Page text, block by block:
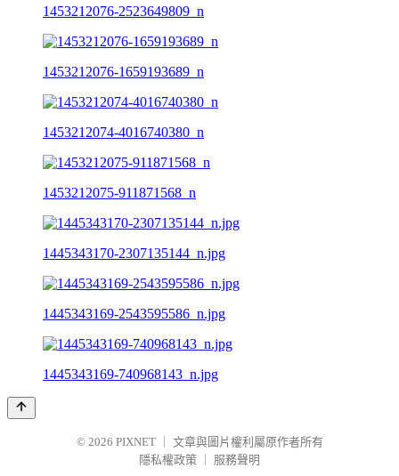
1453212076-2523649809_n
1453212076-1659193689_n
1453212074-4016740380_n
1453212075-911871568_n
1445343170-2307135144_n.jpg
1445343169-2543595586_n.jpg
1445343169-740968143_n.jpg
© 2026 PIXNET
文章與圖片權利屬原作者所有
隱私權政策
服務聲明